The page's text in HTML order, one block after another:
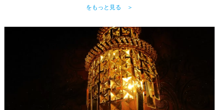
をもっと見る ＞